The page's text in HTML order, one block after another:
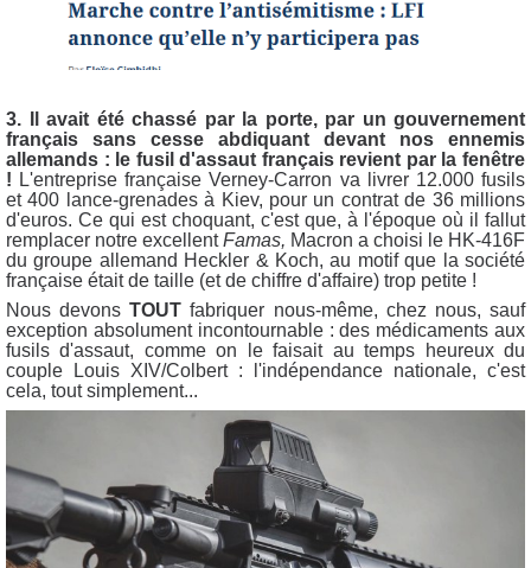
3. Il avait été chassé par la porte, par un gouvernement
français sans cesse abdiquant devant nos ennemis
allemands : le fusil d'assaut français revient par la fenêtre
! L'entreprise françaiseVerney-Carron va livrer 12.000 fusils
et 400 lance-grenades à Kiev, pour un contrat de 36 millions
d'euros. Ce qui est choquant, c'est que, à l'époque où il fallut
remplacer notre excellentFamas, Macron a choisi le HK-416F
du groupe allemand Heckler & Koch, au motif que la société
française était de taille (et de chiffre d'affaire) trop petite !
Nous devonsTOUT fabriquer nous-même, chez nous, sauf
exception absolument incontournable : des médicaments aux
fusils d'assaut, comme on le faisait au temps heureux du
couple Louis XIV/Colbert : l'indépendance nationale, c'est
cela, tout simplement...